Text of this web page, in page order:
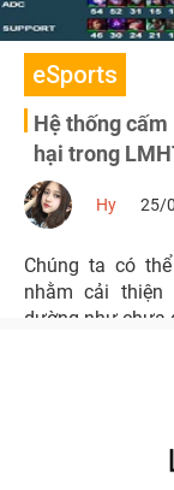
eSports
Hệ thống
hại trong
Hy 25/
Chúng ta có
nhằm cải thiện
dường như chưa